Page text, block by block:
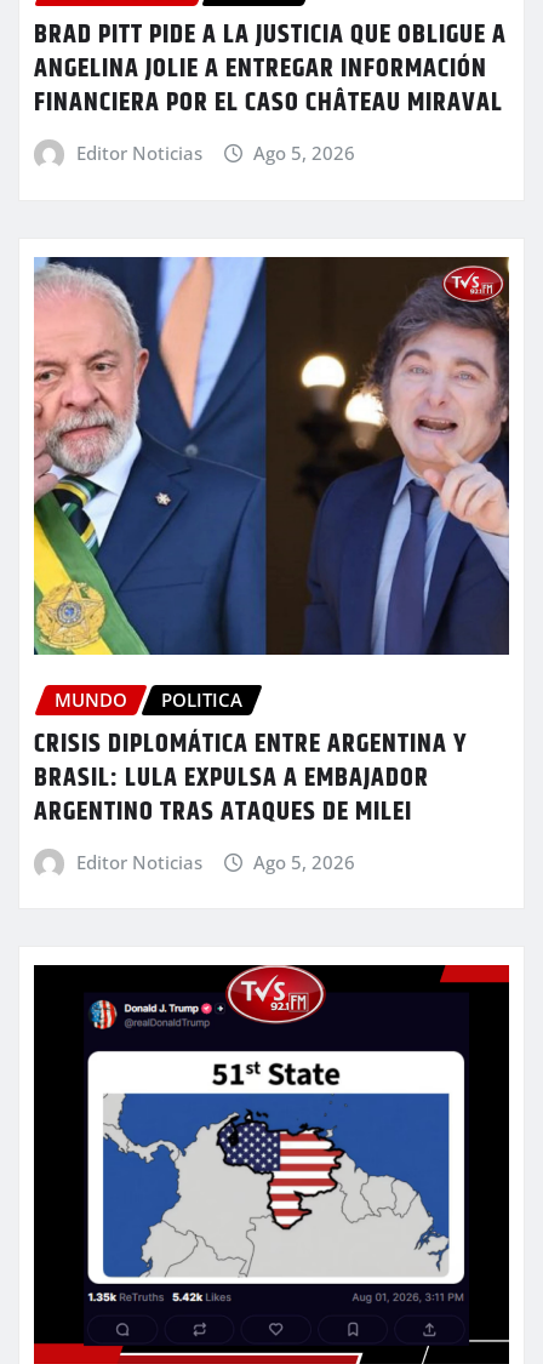
BRAD PITT PIDE A LA JUSTICIA QUE OBLIGUE A
ANGELINA JOLIE A ENTREGAR INFORMACIÓN
FINANCIERA POR EL CASO CHÂTEAU MIRAVAL
Editor Noticias Ago 5, 2026
MUNDO POLITICA
CRISIS DIPLOMÁTICA ENTRE ARGENTINA Y
BRASIL: LULA EXPULSA A EMBAJADOR
ARGENTINO TRAS ATAQUES DE MILEI
Editor Noticias Ago 5, 2026